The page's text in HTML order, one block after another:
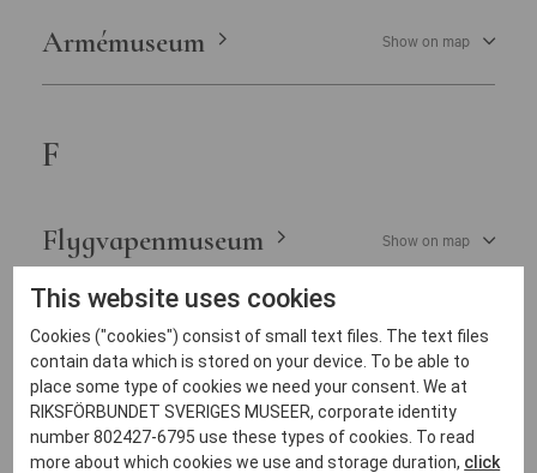
Östergötlands museum
Armémuseum Show on map
F
Flygvapenmuseum Show on map
Fredriksdals museer och
trädgårdar
Show on
map
This website uses cookies
Cookies ("cookies") consist of small text files. The text files
contain data which is stored on your device. To be able to
place some type of cookies we need your consent. We at
RIKSFÖRBUNDET SVERIGES MUSEER, corporate identity
number 802427-6795 use these types of cookies. To read
more about which cookies we use and storage duration, click